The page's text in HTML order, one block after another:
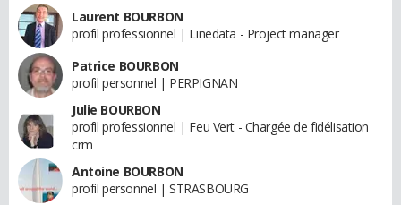
Laurent BOURBON
profil professionnel | Linedata - Project manager
Patrice BOURBON
profil personnel | PERPIGNAN
Julie BOURBON
profil professionnel | Feu Vert - Chargée de fidélisation
crm
Antoine BOURBON
profil personnel | STRASBOURG